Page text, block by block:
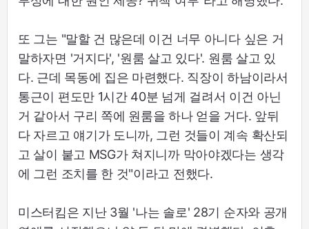
또 그는 "말할 건 많은데 이건 너무 아니다 싶은 거
말하자면 '거지다', '원룸 살고 있다'. 원룸 살고 있
다. 근데 목동에 집은 마련했다. 직장이 하남이라서
통근이 편도만 1시간 40분 넘게 걸려서 이건 아닌
거 같아서 구리 쪽에 원룸을 하나 얻을 거다. 앞뒤
다 자르고 얘기가 도니까, 그런 것들이 계속 확산되
고 살이 붙고 MSG가 쳐지니까 막아야겠다는 생각
에 그런 조치를 한 것"이라고 전했다.
미스터킴은 지난 3월 '나는 솔로' 28기 순자와 공개